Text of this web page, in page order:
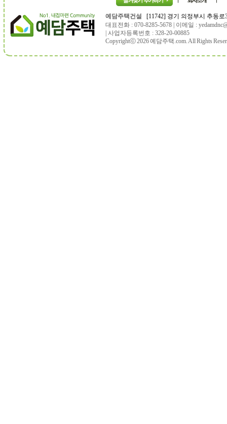
예담주택건설 [11742] 경기 의정부시 추동로
대표전화 : 070-8285-5678 | 이메일 :
| 사업자등록번호 : 328-20-00885
Copyrightⓒ 2026 예담주택.com. All Rights